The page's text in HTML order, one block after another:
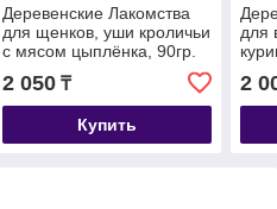
Деревенские Лакомства
для щенков, уши кроличьи
с мясом цыплёнка, 90гр.
2 050₸
Купить
для
2